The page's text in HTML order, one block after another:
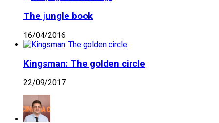
The jungle book
16/04/2016
Kingsman: The golden circle
22/09/2017